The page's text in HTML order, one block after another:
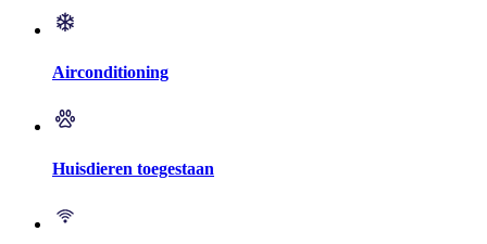
Airconditioning
Huisdieren toegestaan